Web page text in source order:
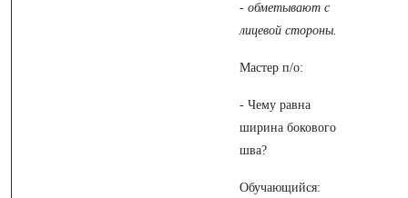
- обметывают с
лицевой стороны.
Мастер п/о:
- Чему равна
ширина бокового
шва?
Обучающийся: